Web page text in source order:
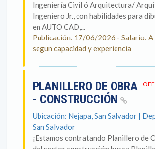
Ingeniería Civil ó Arquitectura/
Ingeniero Jr., con habilidades para
en AUTO CAD,...
Publicación: 17/06/2026 - Salario: A
segun capacidad y experiencia
PLANILLERO DE OBRA
- CONSTRUCCIÓN
Ubicación: Nejapa, San Salvador |
San Salvador
¡Estamos contratando Planillero de